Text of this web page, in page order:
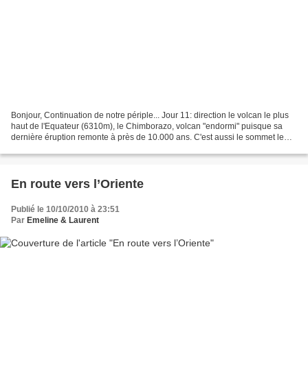
Bonjour, Continuation de notre périple... Jour 11: direction le volcan le plus
haut de l'Equateur (6310m), le Chimborazo, volcan "endormi" puisque sa
dernière éruption remonte à près de 10.000 ans. C'est aussi le sommet le
En route vers l’Oriente
Publié le 10/10/2010 à 23:51
Par Emeline & Laurent